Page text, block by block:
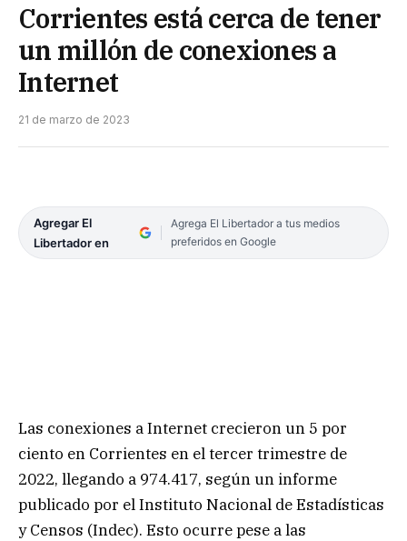
Corrientes está cerca de tener
un millón de conexiones a
Internet
21 de marzo de 2023
Agregar El
Libertador en
Agrega El Libertador a tus medios
preferidos en Google
Las conexiones a Internet crecieron un 5 por
ciento en Corrientes en el tercer trimestre de
2022, llegando a 974.417, según un informe
publicado por el Instituto Nacional de Estadísticas
y Censos (Indec). Esto ocurre pese a las